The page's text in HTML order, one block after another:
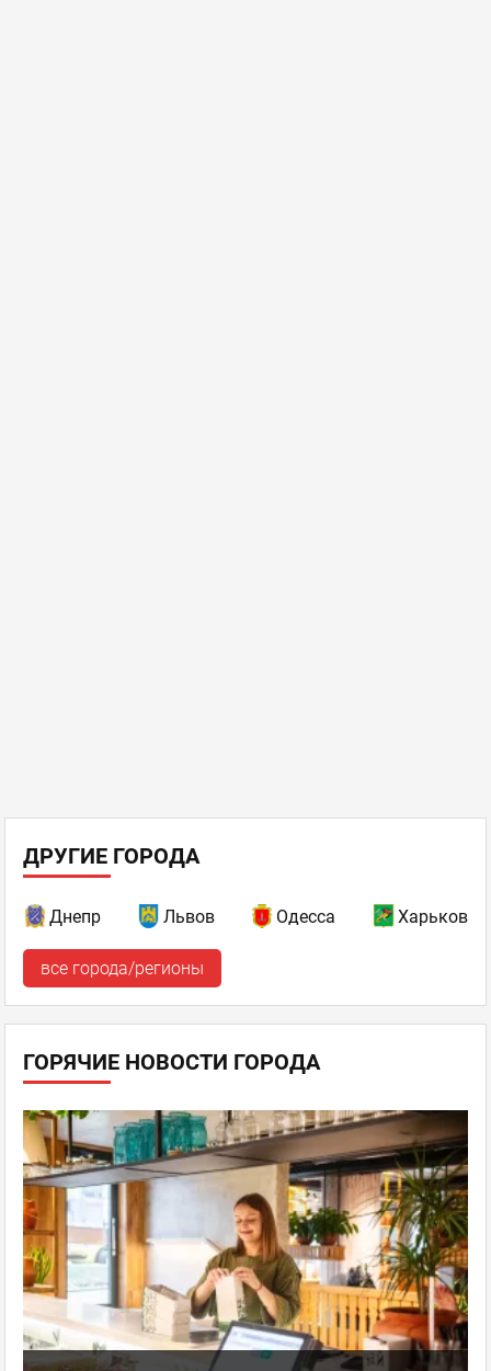
ДРУГИЕ ГОРОДА
Днепр Львов Одесса Харьков
все города/регионы
ГОРЯЧИЕ НОВОСТИ ГОРОДА